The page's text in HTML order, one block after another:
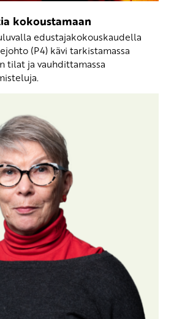
kokoustamaan
edustajakokouskaudella
(P4) kävi tarkistamassa
tilat ja vauhdittamassa